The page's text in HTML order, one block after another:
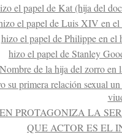
el papel de Kat (hija del
el papel de Luis XIV en el
hizo el papel de Philippe en el
hizo el papel de Stanley
Nombre de la hija del zorro en
su primera relación sexual
PROTAGONIZA LA
QUE ACTOR ES EL